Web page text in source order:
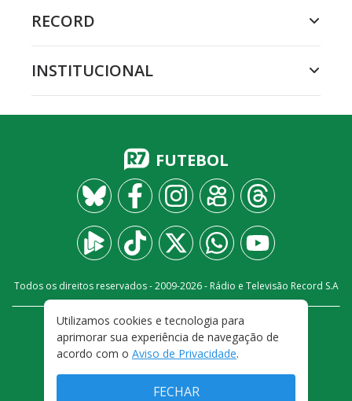
RECORD
INSTITUCIONAL
FUTEBOL
Todos os direitos reservados - 2009-2026- Rádio e Televisão Record S.A
FALE CONOSCO
PRIVACIDADE
TERMOS E CONDIÇÕES DE USO
Utilizamos cookies e tecnologia para
aprimorar sua experiência de navegação de
acordo com o Aviso de Privacidade.
FECHAR